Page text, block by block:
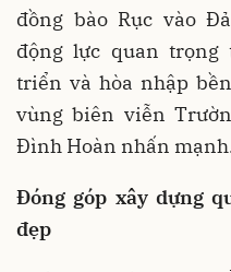
đồng bào Rục vào
động lực quan trọng
triển và hòa nhập
vùng biên viễn
Đình Hoàn nhấn
Đóng góp xây dựng
đẹp